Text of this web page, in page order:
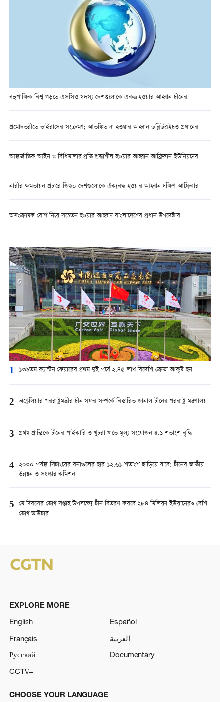
বহুপাক্ষিক বিশ্ব গড়তে এসসিও সদস্য দেশগুলোকে একত্র হওয়ার আহ্বান চীনের
প্রমোদতরীতে ভাইরাসের সংক্রমণ; আতঙ্কিত না হওয়ার আহ্বান ডব্লিউএইচও প্রধানের
আন্তর্জাতিক আইন ও বিধিমালার প্রতি শ্রদ্ধাশীল হওয়ার আহ্বান আফ্রিকান ইউনিয়নের
নারীর ক্ষমতায়ন প্রচারে জি২০ দেশগুলোকে ঐক্যবদ্ধ হওয়ার আহ্বান দক্ষিণ আফ্রিকার
অসংক্রামক রোগ নিয়ে সচেতন হওয়ার আহ্বান বাংলাদেশের প্রধান উপদেষ্টার
1 ১৩৯তম ক্যান্টন ফেয়ারের প্রথম দুই পর্বে ২.৪৫ লাখ বিদেশি ক্রেতা আকৃষ্ট হন
2 অস্ট্রেলিয়ার পররাষ্ট্রমন্ত্রীর চীন সফর সম্পর্কে বিস্তারিত জানাল চীনের পররাষ্ট্র মন্ত্রণালয়
3 প্রথম প্রান্তিকে চীনের পাইকারি ও খুচরা খাতে মূল্য সংযোজন ৪.১ শতাংশ বৃদ্ধি
4 ২০৩০ পর্যন্ত সিচাংয়ের বনাঞ্চলের হার ১২.৬১ শতাংশ ছাড়িয়ে যাবে: চীনের জাতীয়
উন্নয়ন ও সংস্কার কমিশন
5 মে দিবসের ভোগ সপ্তাহ উপলক্ষ্যে চীন বিতরণ করবে ২৮৪ মিলিয়ন ইউয়ানেরও বেশি
ভোগ ভাউচার
EXPLORE MORE
English
Español
Français
العربية
Русский
Documentary
CCTV+
CHOOSE YOUR LANGUAGE